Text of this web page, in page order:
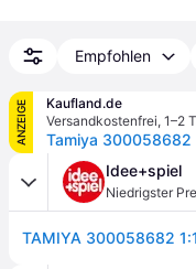
Empfohlen
ANZEIGE
Kaufland.de
Versandkostenfrei, 1–2
Idee+spiel
Niedrigster